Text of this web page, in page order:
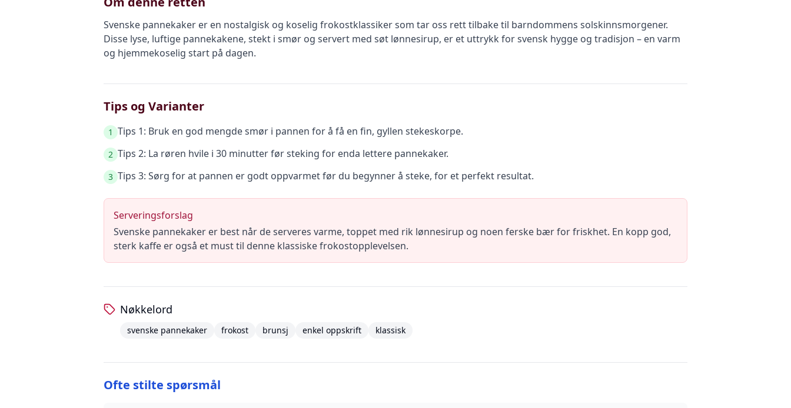
Svenske pannekaker er en nostalgisk og koselig frokostklassiker som tar oss rett tilbake til barndommens solskinnsmorgener.
Disse lyse, luftige pannekakene, stekt i smør og servert med søt lønnesirup, er et uttrykk for svensk hygge og tradisjon – en varm
og hjemmekoselig start på dagen.
Tips og Varianter
1 Tips 1: Bruk en god mengde smør i pannen for å få en fin, gyllen stekeskorpe.
2 Tips 2: La røren hvile i 30 minutter før steking for enda lettere pannekaker.
3 Tips 3: Sørg for at pannen er godt oppvarmet før du begynner å steke, for et perfekt resultat.
Serveringsforslag
Svenske pannekaker er best når de serveres varme, toppet med rik lønnesirup og noen ferske bær for friskhet. En kopp god,
sterk kaffe er også et must til denne klassiske frokostopplevelsen.
Nøkkelord
svenske pannekaker frokost brunsj enkel oppskrift klassisk
Ofte stilte spørsmål